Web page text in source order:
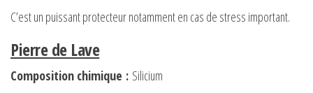
C’est un puissant protecteur notamment en cas de stress important.
Pierre de Lave
Composition chimique : Silicium